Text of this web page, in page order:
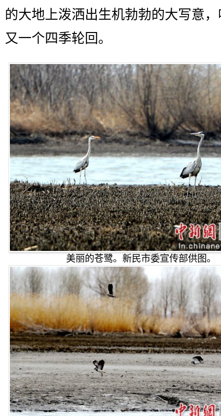
的大地上泼洒出生机勃勃的大写意
又一个四季轮回。
美丽的苍鹭。新民市委宣传部供图。